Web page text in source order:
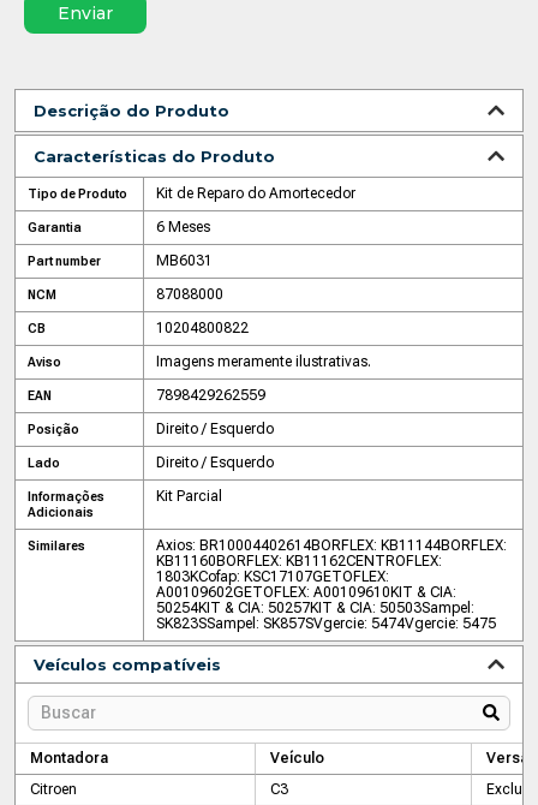
Enviar
Descrição do Produto
Características do Produto
Tipo de Produto Kit de Reparo do Amortecedor
Garantia 6 Meses
Part number MB6031
NCM 87088000
CB 10204800822
Aviso Imagens meramente ilustrativas.
EAN 7898429262559
Posição Direito / Esquerdo
Lado Direito / Esquerdo
Informações
Adicionais
Kit Parcial
Similares Axios: BR10004402614BORFLEX: KB11144BORFLEX:
KB11160 BORFLEX: KB11162CENTROFLEX:
1803KCofap: KSC17107GETOFLEX:
A00109602GETOFLEX: A00109610 KIT & CIA:
50254KIT & CIA: 50257KIT & CIA: 50503Sampel:
SK823SSampel: SK857SVgercie: 5474Vgercie: 5475
Veículos compatíveis
Montadora Veículo
Versão
Citroen
C3